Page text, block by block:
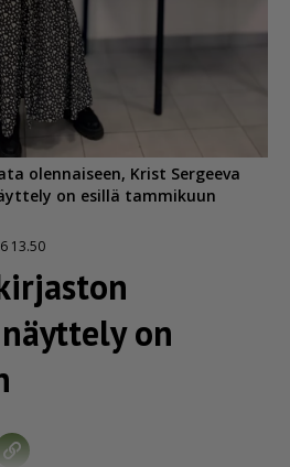
olennaiseen, Krist Sergeeva
on esillä tammikuun
13.50
on